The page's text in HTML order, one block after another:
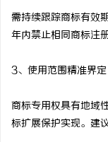
需持续跟踪商标有效
年内禁止相同商标注
3、使用范围精准界定
商标专用权具有地域
标扩展保护实现。建